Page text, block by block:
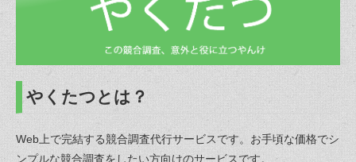
やくたつとは？
Web上で完結する競合調査代行サービスです。お手頃な価格でシ
ンプルな競合調査をしたい方向けのサービスです。